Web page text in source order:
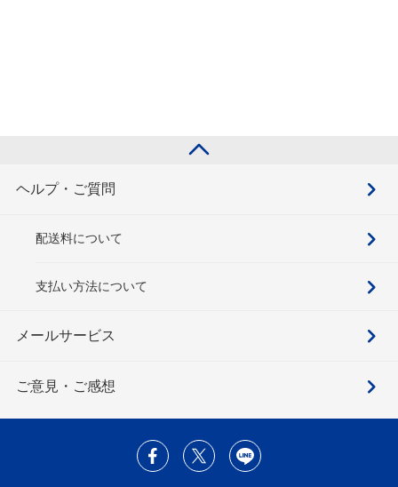
ヘルプ・ご質問
配送料について
支払い方法について
メールサービス
ご意見・ご感想